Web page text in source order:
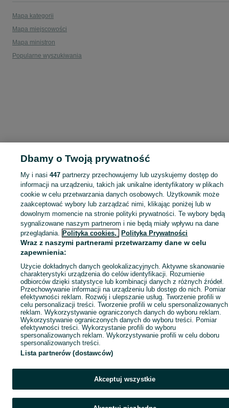
Mapa kategorii
Mapa miejscowości
Mapa ministron
Popularne wyszukiwania
Dbamy o Twoją prywatność
My i nasi447 partnerzy przechowujemy lub uzyskujemy dostęp do
informacji na urządzeniu, takich jak unikalne identyfikatory w plikach
cookie w celu przetwarzania danych osobowych. Użytkownik może
zaakceptować wybory lub zarządzać nimi, klikając poniżej lub w
dowolnym momencie na stronie polityki prywatności. Te wybory będą
sygnalizowane naszym partnerom i nie będą miały wpływu na dane
przeglądania. Polityka cookies, Polityka Prywatności
Wraz z naszymi partnerami przetwarzamy dane w celu
zapewnienia:
Użycie dokładnych danych geolokalizacyjnych. Aktywne skanowanie
charakterystyki urządzenia do celów identyfikacji. Rozumienie
odbiorców dzięki statystyce lub kombinacji danych z różnych źródeł.
Przechowywanie informacji na urządzeniu lub dostęp do nich. Pomiar
efektywności reklam. Rozwój i ulepszanie usług. Tworzenie profili w
celu personalizacji treści. Tworzenie profili w celu spersonalizowanych
reklam. Wykorzystywanie ograniczonych danych do wyboru reklam.
Wykorzystywanie ograniczonych danych do wyboru treści. Pomiar
efektywności treści. Wykorzystanie profili do wyboru
spersonalizowanych reklam. Wykorzystywanie profili w celu doboru
spersonalizowanych treści.
Lista partnerów (dostawców)
Akceptuj wszystkie